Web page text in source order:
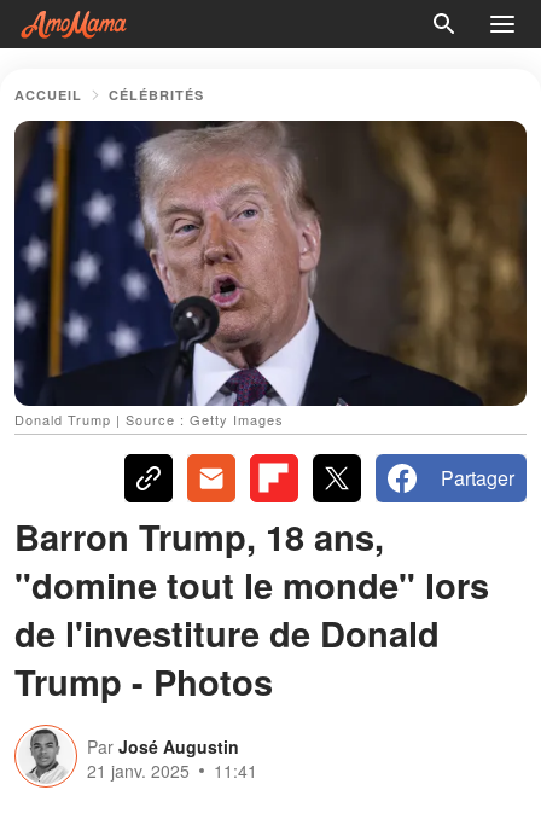
ACCUEIL CÉLÉBRITÉS
Donald Trump | Source : Getty Images
Partager
Barron Trump, 18 ans,
"domine tout le monde" lors
de l'investiture de Donald
Trump - Photos
Par José Augustin
21 janv. 2025
11:41